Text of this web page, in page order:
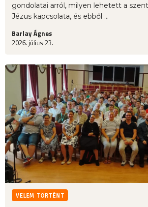
gondolatai arról, milyen lehetett a
Jézus kapcsolata, és ebből ...
Barlay Ágnes
2026. július 23.
VELEM TÖRTÉNT